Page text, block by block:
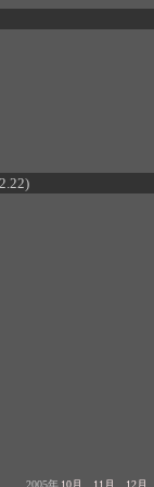
2005年 10月 11月
12月